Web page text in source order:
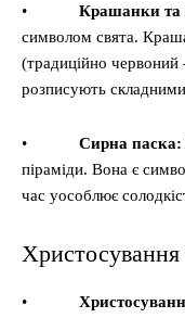
• Крашанки та
символом свята.
(традиційно
розписують
• Сирна паска:
піраміди. Вона є
час уособлює
Христосування
•